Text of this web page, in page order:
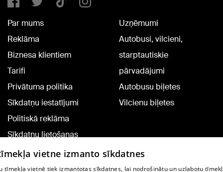
Par mums
Reklāma
Biznesa klientiem
Tarifi
Privātuma politika
Sīkdatņu iestatījumi
Politiskā reklāma
Sīkdatņu lietošanas
noteikumi
Komentāru pievienošana
Uzņēmumi
Autobusi, vilcieni,
starptautiskie
pārvadājumi
Autobusu biļetes
Vilcienu biļetes
vietne izmanto sīkdatnes
tīmekļa vietnē tiek izmantotas sīkdatnes, lai nodrošinātu un uzlabotu